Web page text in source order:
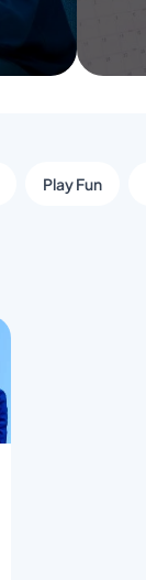
Play Fun